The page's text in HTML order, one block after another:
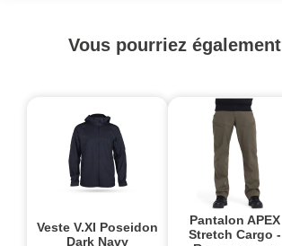
Vous pourriez également
Veste V.XI Poseidon
Dark Navy
Pantalon APEX
Stretch Cargo -